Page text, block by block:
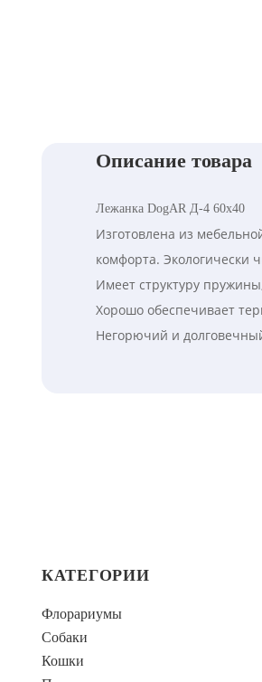
Описание товара
Лежанка DogAR Д-4 60х40
Изготовлена из
комфорта. Экологически
Имеет структуру
Хорошо обеспечивает
Негорючий и
КАТЕГОРИИ
Флорариумы
Собаки
Кошки